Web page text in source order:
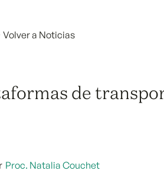
Volver a Noticias
de
Proc. Natalia Couchet